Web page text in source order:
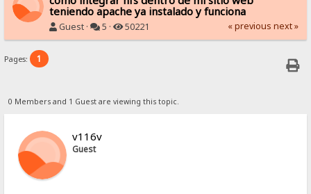
teniendo apache ya instalado y funciona
Guest · 5 · 50221 « previous next »
Pages: 1
0 Members and 1 Guest are viewing this topic.
v116v
Guest